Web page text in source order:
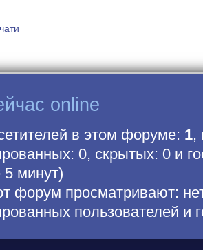
online
в этом форуме: 1,
0, скрытых: 0 и
5 минут)
форум просматривают:
пользователей и